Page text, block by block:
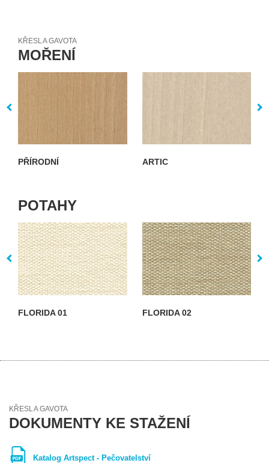
KŘESLA GAVOTA
MOŘENÍ
PŘÍRODNÍ ARTIC
POTAHY
FLORIDA 01 FLORIDA 02
KŘESLA GAVOTA
DOKUMENTY KE STAŽENÍ
Katalog Artspect - Pečovatelství